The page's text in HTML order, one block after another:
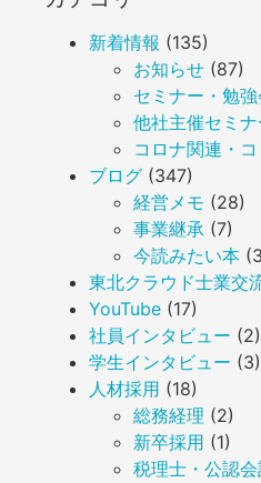
新着情報 (135)
お知らせ (87)
セミナー・勉強
他社主催セミ
コロナ関連・
ブログ (347)
経営メモ (28)
事業継承 (7)
今読みたい本
東北クラウド士業交
YouTube (17)
社員インタビュー (2)
学生インタビュー (3)
人材採用 (18)
総務経理 (2)
新卒採用 (1)
税理士・公認